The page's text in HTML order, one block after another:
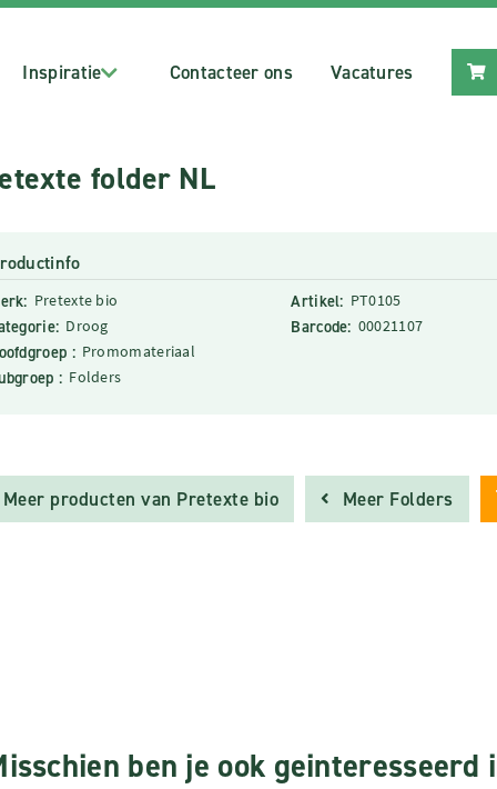
Inspiratie Contacteer ons Vacatures
folder NL
Pretexte bio
Droog
: Promomateriaal
: Folders
Artikel: PT0105
Barcode: 00021107
Meer producten van Pretexte bio Meer Folders
ben je ook geinteresseerd